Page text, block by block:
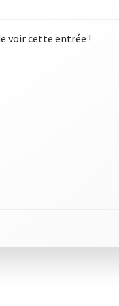
voir cette entrée !